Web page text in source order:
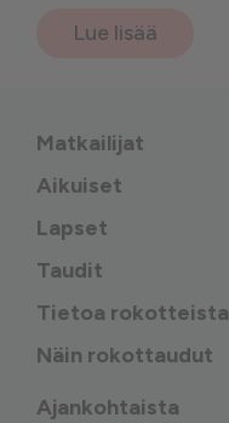
Lue lisää
Matkailijat
Aikuiset
Lapset
Taudit
Tietoa rokotteista
Näin rokottaudut
Ajankohtaista